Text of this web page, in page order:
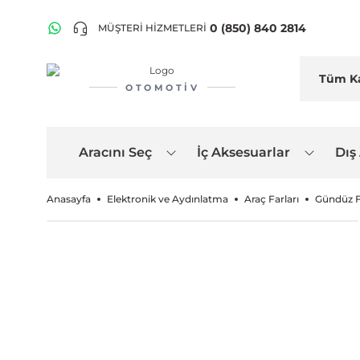
MÜŞTERİ HİZMETLERİ 0 (850) 840 2814
OTOMOTIV
Aracını Seç İç Aksesuarlar
Anasayfa Elektronik ve Aydınlatma Araç Farları Gündüz